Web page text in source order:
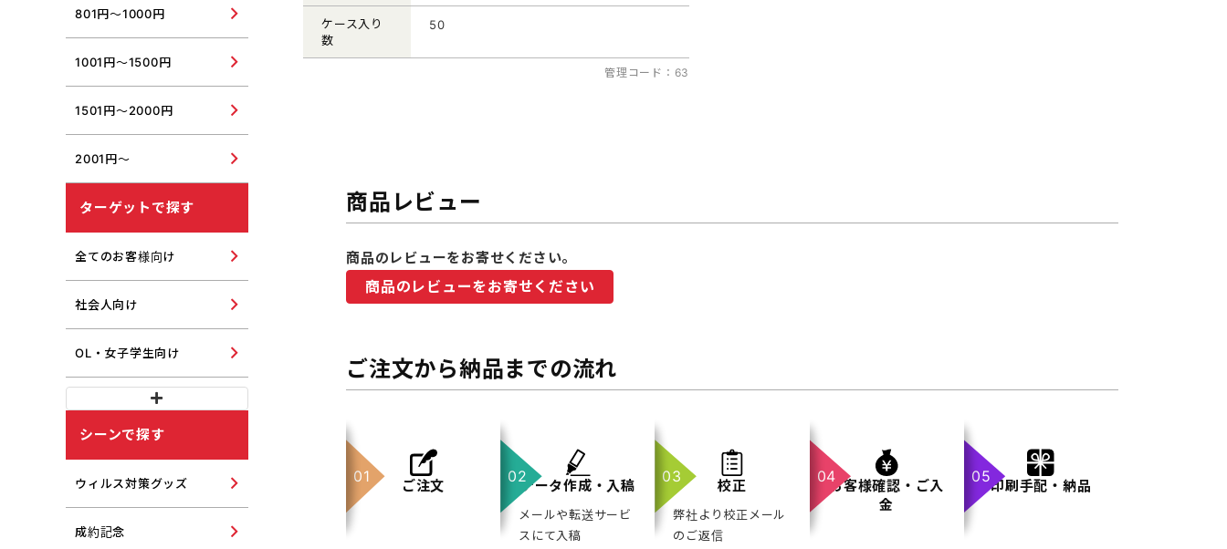
ケース入り
数
50
管理コード：63
商品レビュー
商品のレビューをお寄せください。
商品のレビューをお寄せください
ご注文から納品までの流れ
ご注文 データ作成・入稿
メールや転送サービ
スにて入稿
校正
弊社より校正メール
のご返信
お客様確認・ご入
金
印刷手配・納品
801円～1000円
1001円～1500円
1501円～2000円
2001円～
ターゲットで探す
全てのお客様向け
社会人向け
OL・女子学生向け
シーンで探す
ウィルス対策グッズ
成約記念